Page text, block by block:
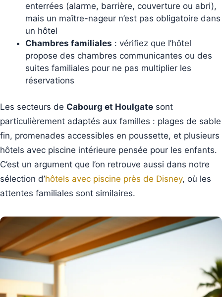
enterrées (alarme, barrière, couverture ou abri),
mais un maître-nageur n’est pas obligatoire dans
un hôtel
Chambres familiales : vérifiez que l’hôtel
propose des chambres communicantes ou des
suites familiales pour ne pas multiplier les
réservations
Les secteurs de Cabourg et Houlgate sont
particulièrement adaptés aux familles : plages de sable
fin, promenades accessibles en poussette, et plusieurs
hôtels avec piscine intérieure pensée pour les enfants.
C’est un argument que l’on retrouve aussi dans notre
sélection d’hôtels avec piscine près de Disney, où les
attentes familiales sont similaires.